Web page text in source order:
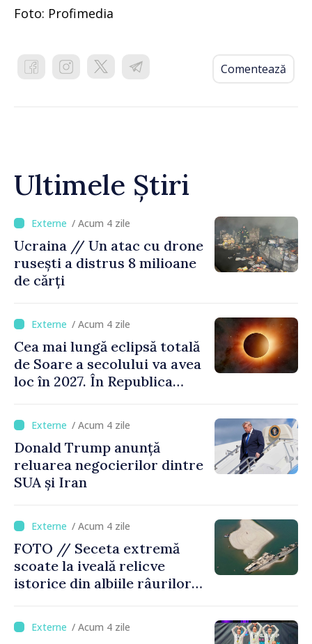
Foto: Profimedia
Comentează
Ultimele Știri
/ Acum 4 zile
Ucraina // Un atac cu drone
rusești a distrus 8 milioane
de cărți
/ Acum 4 zile
Cea mai lungă eclipsă totală
de Soare a secolului va avea
loc în 2027. În Republica
acoperit în proporție de
până la 44%/ Acum 4 zile
Donald Trump anunță
reluarea negocierilor dintre
SUA și Iran
/ Acum 4 zile
FOTO // Seceta extremă
scoate la iveală relicve
istorice din albiile râurilor
/ Acum 4 zile